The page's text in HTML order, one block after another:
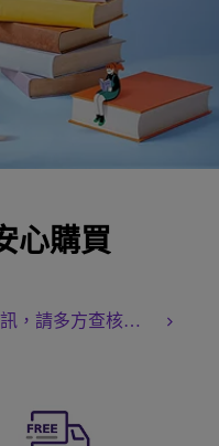
心購買
近期 BenQ 遭詐騙集團盜用資訊，請多方查核、慎防詐騙